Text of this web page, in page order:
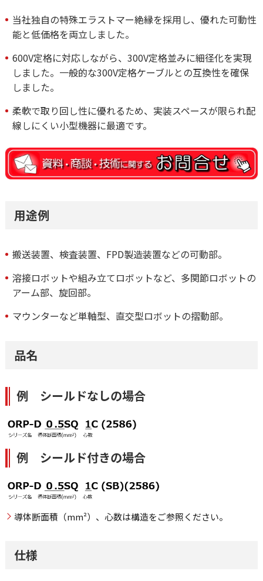
当社独自の特殊エラストマー絶縁を採用し、優れた可動性
能と低価格を両立しました。
600V定格に対応しながら、300V定格並みに細径化を実現
しました。一般的な300V定格ケーブルとの互換性を確保
しました。
柔軟で取り回し性に優れるため、実装スペースが限られ配
線しにくい小型機器に最適です。
用途例
搬送装置、検査装置、FPD製造装置などの可動部。
溶接ロボットや組み立てロボットなど、多関節ロボットの
アーム部、旋回部。
マウンターなど単軸型、直交型ロボットの摺動部。
品名
例 シールドなしの場合
例 シールド付きの場合
導体断面積（mm²）、心数は構造をご参照ください。
仕様